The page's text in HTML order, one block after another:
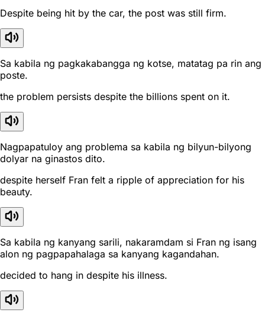
Despite being hit by the car, the post was still firm.
Sa kabila ng pagkakabangga ng kotse, matatag pa rin ang
poste.
the problem persists despite the billions spent on it.
Nagpapatuloy ang problema sa kabila ng bilyun-bilyong
dolyar na ginastos dito.
despite herself Fran felt a ripple of appreciation for his
beauty.
Sa kabila ng kanyang sarili, nakaramdam si Fran ng isang
alon ng pagpapahalaga sa kanyang kagandahan.
decided to hang in despite his illness.